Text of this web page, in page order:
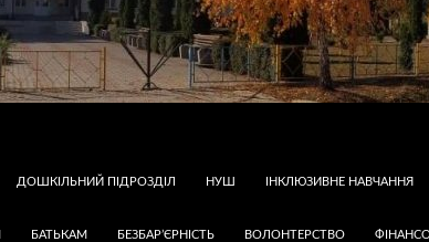
ДОШКІЛЬНИЙ ПІДРОЗДІЛ НУШ ІНКЛЮЗИВНЕ НАВЧАННЯ
БАТЬКАМ БЕЗБАР’ЄРНІСТЬ ВОЛОНТЕРСТВО